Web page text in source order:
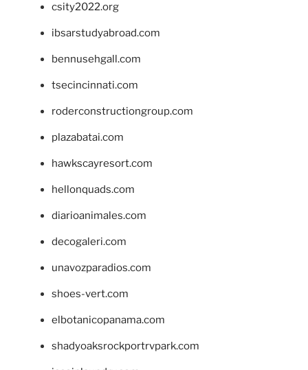
csity2022.org
ibsarstudyabroad.com
bennusehgall.com
tsecincinnati.com
roderconstructiongroup.com
plazabatai.com
hawkscayresort.com
hellonquads.com
diarioanimales.com
decogaleri.com
unavozparadios.com
shoes-vert.com
elbotanicopanama.com
shadyoaksrockportrvpark.com